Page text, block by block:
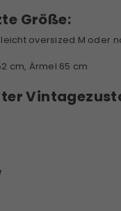
Größe:
oversized M oder
cm, Ärmel 65 cm